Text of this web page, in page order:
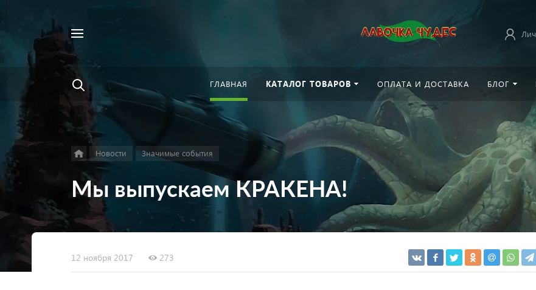
Найти
Например,
велосипед
ГЛАВНАЯ КАТАЛОГ ТОВАРОВ ОПЛАТА И ДОСТАВКА БЛОГ
Новости Значимые события
Мы выпускаем КРАКЕНА!
12 ноября 2017 273